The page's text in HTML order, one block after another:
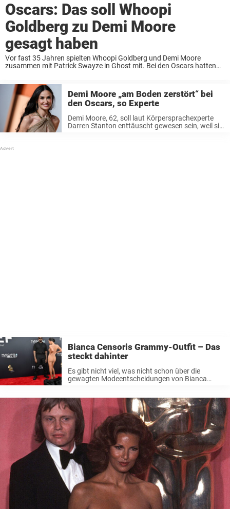
Oscars: Das soll Whoopi
Goldberg zu Demi Moore
gesagt haben
Vor fast 35 Jahren spielten Whoopi Goldberg und Demi Moore
zusammen mit Patrick Swayze in Ghost mit. Bei den Oscars hatten
Demi Moore „am Boden zerstört“ bei
den Oscars, so Experte
Demi Moore, 62, soll laut Körpersprachexperte
Darren Stanton enttäuscht gewesen sein, weil sie
Bianca Censoris Grammy-Outfit – Das
steckt dahinter
Es gibt nicht viel, was nicht schon über die
gewagten Modeentscheidungen von Bianca
sind Censoris Outfits zu einem regelmäßigen
Gesprächsthema geworden. ...